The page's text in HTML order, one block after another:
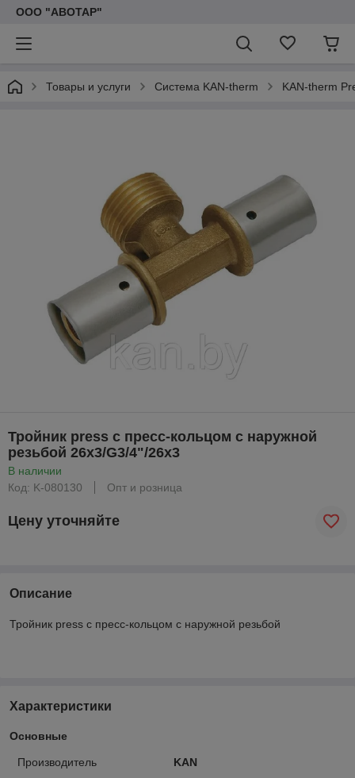
ООО "АВОТАР"
Товары и услуги Система KAN-therm KAN-therm
Тройник press с пресс-кольцом с наружной
резьбой 26х3/G3/4"/26х3
В наличии
Код: K-080130
Опт и розница
Цену уточняйте
Описание
Тройник press с пресс-кольцом с наружной резьбой
Характеристики
Основные
Производитель
KAN